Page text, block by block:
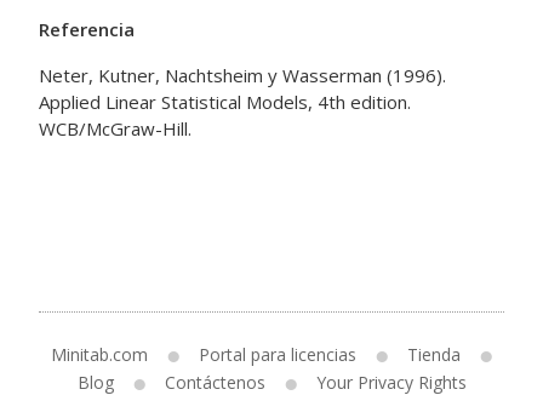
Referencia
Neter, Kutner, Nachtsheim y Wasserman (1996).
Applied Linear Statistical Models, 4th edition.
WCB/McGraw-Hill.
Minitab.com Portal para licencias
Tienda
Blog
Contáctenos Your Privacy Rights